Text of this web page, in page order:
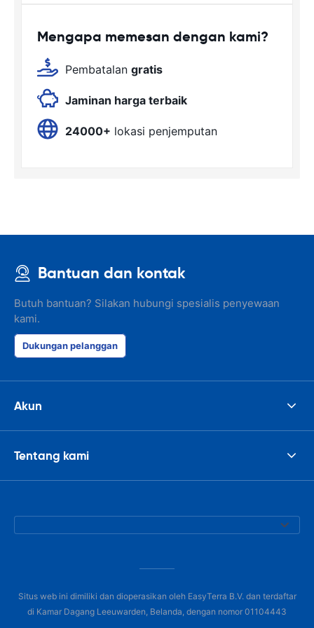
Mengapa memesan dengan kami?
Pembatalan gratis
Jaminan harga terbaik
24000+ lokasi penjemputan
Bantuan dan kontak
Butuh bantuan? Silakan hubungi spesialis penyewaan
kami.
Dukungan pelanggan
Akun
Tentang kami
Situs web ini dimiliki dan dioperasikan oleh EasyTerra B.V. dan terdaftar
di Kamar Dagang Leeuwarden, Belanda, dengan nomor 01104443